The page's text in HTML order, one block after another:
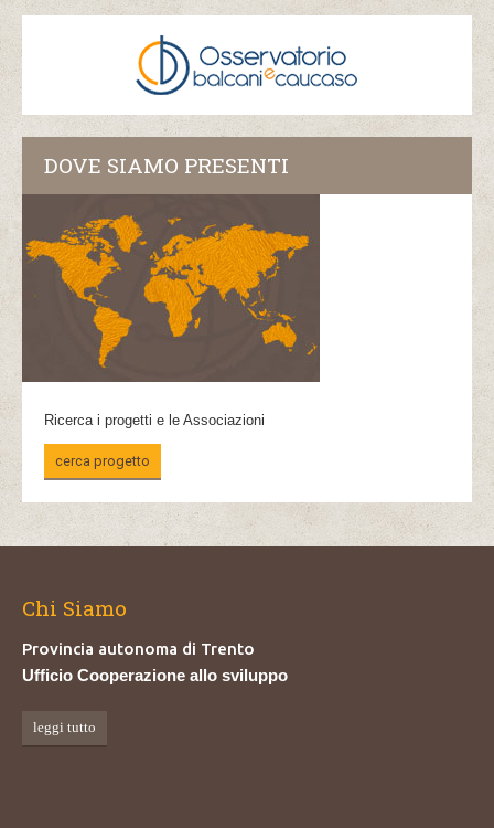
DOVE SIAMO PRESENTI
Ricerca i progetti e le Associazioni
cerca progetto
Chi Siamo
Provincia autonoma di Trento
Ufficio Cooperazione allo sviluppo
leggi tutto